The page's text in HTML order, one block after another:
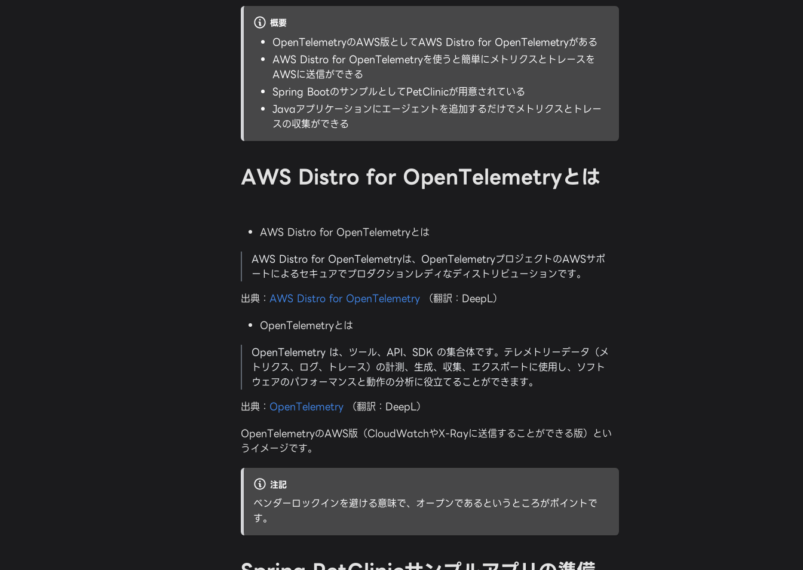
概要
OpenTelemetryのAWS版としてAWS Distro for OpenTelemetryがある
AWS Distro for OpenTelemetryを使うと簡単にメトリクスとトレースを
AWSに送信ができる
Spring BootのサンプルとしてPetClinicが用意されている
Javaアプリケーションにエージェントを追加するだけでメトリクスとトレー
スの収集ができる
AWS Distro for OpenTelemetryとは
AWS Distro for OpenTelemetryとは
AWS Distro for OpenTelemetryは、OpenTelemetryプロジェクトのAWSサポ
ートによるセキュアでプロダクションレディなディストリビューションです。
出典： AWS Distro for OpenTelemetry （翻訳：DeepL）
OpenTelemetryとは
OpenTelemetry は、ツール、API、SDK の集合体です。テレメトリーデータ（メ
トリクス、ログ、トレース）の計測、生成、収集、エクスポートに使用し、ソフト
ウェアのパフォーマンスと動作の分析に役立てることができます。
出典： OpenTelemetry （翻訳：DeepL）
OpenTelemetryのAWS版（CloudWatchやX-Rayに送信することができる版）とい
うイメージです。
注記
ベンダーロックインを避ける意味で、オープンであるというところがポイントで
す。